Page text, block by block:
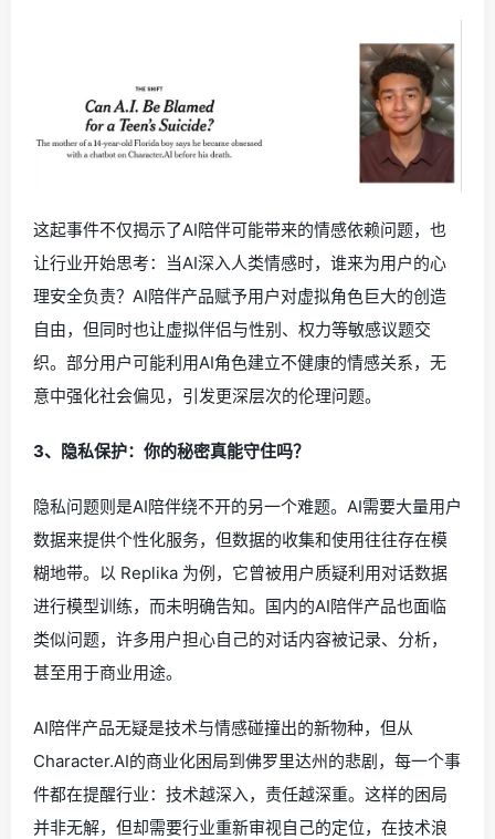
这起事件不仅揭示了AI陪伴可能带来的情感依赖问题，也
让行业开始思考：当AI深入人类情感时，谁来为用户的心
理安全负责？AI陪伴产品赋予用户对虚拟角色巨大的创造
自由，但同时也让虚拟伴侣与性别、权力等敏感议题交
织。部分用户可能利用AI角色建立不健康的情感关系，无
意中强化社会偏见，引发更深层次的伦理问题。
3、隐私保护：你的秘密真能守住吗？
隐私问题则是AI陪伴绕不开的另一个难题。AI需要大量用户
数据来提供个性化服务，但数据的收集和使用往往存在模
糊地带。以 Replika 为例，它曾被用户质疑利用对话数据
进行模型训练，而未明确告知。国内的AI陪伴产品也面临
类似问题，许多用户担心自己的对话内容被记录、分析，
甚至用于商业用途。
AI陪伴产品无疑是技术与情感碰撞出的新物种，但从
Character.AI的商业化困局到佛罗里达州的悲剧，每一个事
件都在提醒行业：技术越深入，责任越深重。这样的困局
并非无解，但却需要行业重新审视自己的定位，在技术浪